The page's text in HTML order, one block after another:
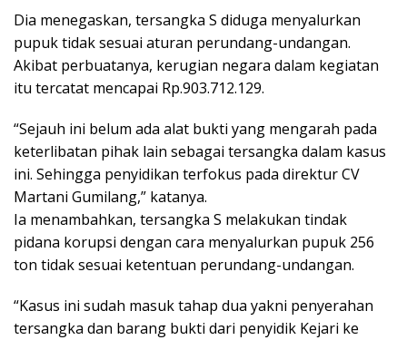
Dia menegaskan, tersangka S diduga menyalurkan
pupuk tidak sesuai aturan perundang-undangan.
Akibat perbuatanya, kerugian negara dalam kegiatan
itu tercatat mencapai Rp.903.712.129.
“Sejauh ini belum ada alat bukti yang mengarah pada
keterlibatan pihak lain sebagai tersangka dalam kasus
ini. Sehingga penyidikan terfokus pada direktur CV
Martani Gumilang,” katanya.
Ia menambahkan, tersangka S melakukan tindak
pidana korupsi dengan cara menyalurkan pupuk 256
ton tidak sesuai ketentuan perundang-undangan.
“Kasus ini sudah masuk tahap dua yakni penyerahan
tersangka dan barang bukti dari penyidik Kejari ke